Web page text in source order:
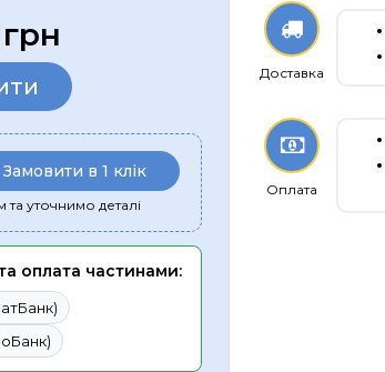
Замовити в 1 клік
уточнимо деталі
оплата частинами:
Доставка
Оплата